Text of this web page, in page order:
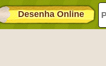
Desenha Online